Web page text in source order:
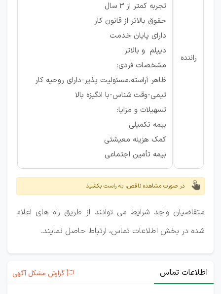
راننده
تجربه کمتر از 3 سال
حقوق بالاتر از قانون کار
دارای پایان خدمت
دیپلم و بالاتر
مشخصات فردی:
ظاهر آراسته،مسئولیت پذیر-دارای روحیه کار
تیمی-وقت شناس-با انگیزه بالا
تسهیلات و مزایا:
بیمه تکمیلی
کمک هزینه معیشتی
بیمه تأمین اجتماعی
در صورت مشاهده ناقص، به راست بکشید
متقاضیان واجد شرایط می توانند از طریق راه های اعلام
شده در بخش اطلاعات تماس، ارتباط حاصل نمایند.
اطلاعات تماس گزارش مشکل آگهی